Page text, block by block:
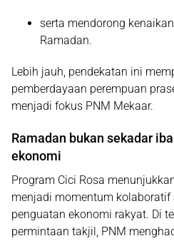
serta mendorong
Ramadan.
Lebih jauh, pendekatan ini
pemberdayaan perempuan
menjadi fokus PNM Mekaar.
Ramadan bukan sekadar
ekonomi
Program Cici Rosa
menjadi momentum
penguatan ekonomi rakyat. Di
permintaan takjil, PNM